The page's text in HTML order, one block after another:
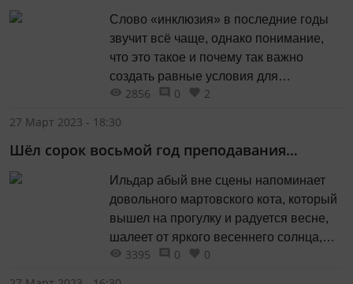
Слово «инклюзия» в последние годы
звучит всё чаще, однако понимание,
что это такое и почему так важно
создать равные условия для
включения в социальную жизнь всех
2856 0
2
27 Март 2023 - 18:30
Шёл сорок восьмой год преподавания…
Ильдар абый вне сцены напоминает
довольного мартовского кота, который
вышел на прогулку и радуется весне,
шалеет от яркого весеннего солнца,
тающих сосулек, яркого нежно-
3395 0
0